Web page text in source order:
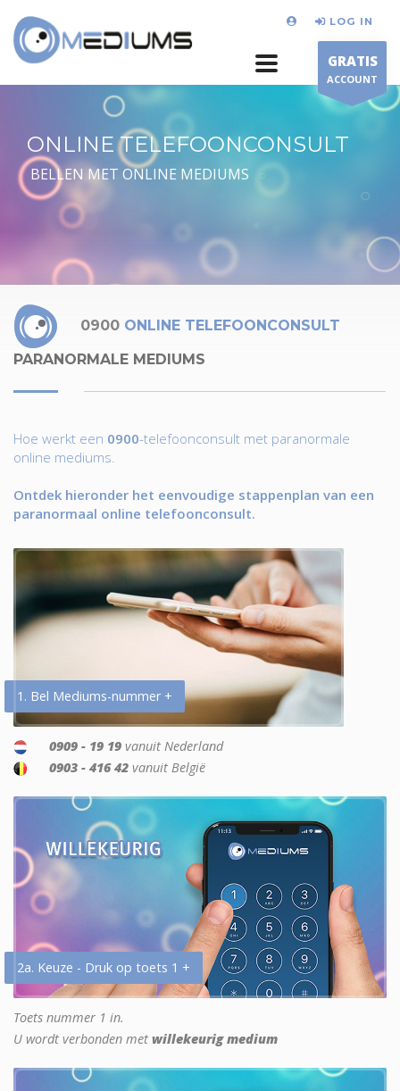
LOG IN
GRATIS
ACCOUNT
ONLINE TELEFOONCONSULT
BELLEN MET ONLINE MEDIUMS
0900 ONLINE TELEFOONCONSULT
PARANORMALE MEDIUMS
Hoe werkt een 0900-telefoonconsult met paranormale
online mediums.
Ontdek hieronder het eenvoudige stappenplan van een
paranormaal online telefoonconsult.
1. Bel Mediums-nummer +
0909 - 19 19 vanuit Nederland
0903 - 416 42 vanuit België
2a. Keuze - Druk op toets 1 +
Toets nummer 1 in.
U wordt verbonden met willekeurig medium